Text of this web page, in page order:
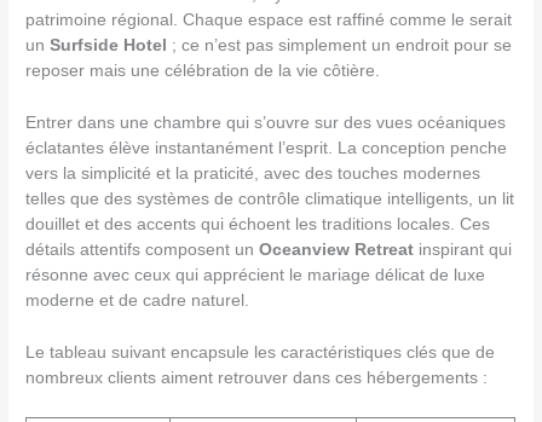
patrimoine régional. Chaque espace est raffiné comme le serait
unSurfside Hotel ; ce n’est pas simplement un endroit pour se
reposer mais une célébration de la vie côtière.
Entrer dans une chambre qui s’ouvre sur des vues océaniques
éclatantes élève instantanément l’esprit. La conception penche
vers la simplicité et la praticité, avec des touches modernes
telles que des systèmes de contrôle climatique intelligents, un lit
douillet et des accents qui échoent les traditions locales. Ces
détails attentifs composent unOceanview Retreat inspirant qui
résonne avec ceux qui apprécient le mariage délicat de luxe
moderne et de cadre naturel.
Le tableau suivant encapsule les caractéristiques clés que de
nombreux clients aiment retrouver dans ces hébergements :